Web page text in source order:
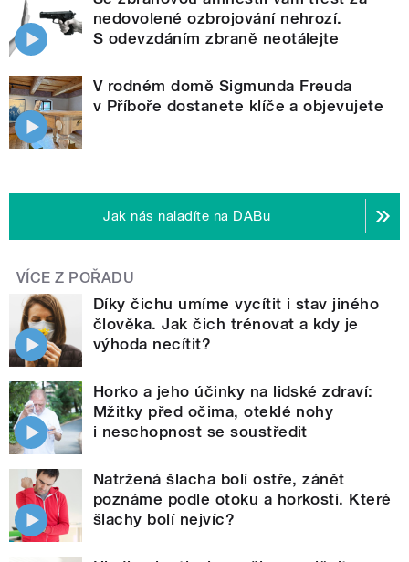
nedovolené ozbrojování nehrozí.
S odevzdáním zbraně neotálejte
V rodném domě Sigmunda Freuda
v Příboře dostanete klíče a objevujete
Jak nás naladíte na DABu
VÍCE Z POŘADU
Díky čichu umíme vycítit i stav jiného
člověka. Jak čich trénovat a kdy je
výhoda necítit?
Horko a jeho účinky na lidské zdraví:
Mžitky před očima, oteklé nohy
i neschopnost se soustředit
Natržená šlacha bolí ostře, zánět
poznáme podle otoku a horkosti. Které
šlachy bolí nejvíc?